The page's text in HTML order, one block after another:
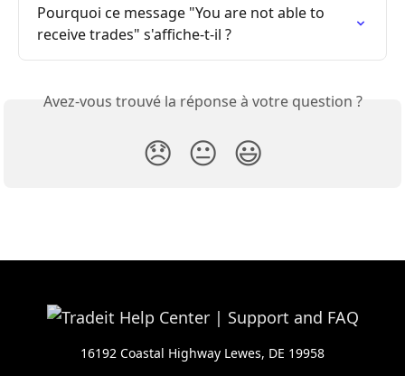
Pourquoi ce message "You are not able to
receive trades" s'affiche-t-il ?
Avez-vous trouvé la réponse à votre question ?
😞 😐 😃
16192 Coastal Highway Lewes, DE 19958